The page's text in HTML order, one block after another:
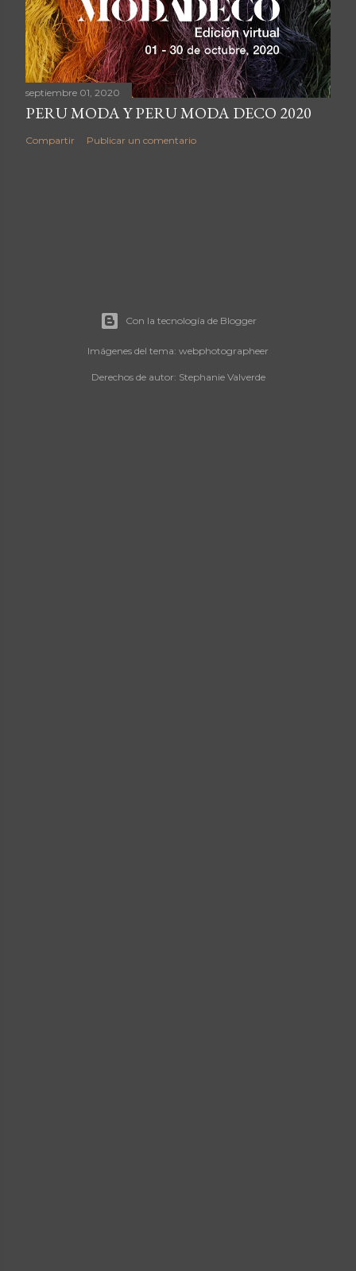
septiembre 01, 2020
PERU MODA Y PERU MODA DECO 2020
Compartir Publicar un comentario
Con la tecnología de Blogger
Imágenes del tema: webphotographeer
Derechos de autor: Stephanie Valverde